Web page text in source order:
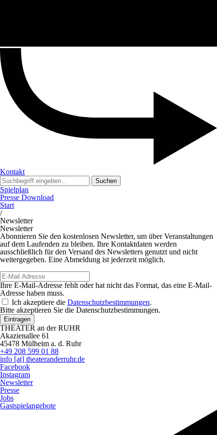
Kontakt
Suchen
Spielplan
Presse Download
Start
/
Newsletter
Newsletter
Abonnieren Sie den kostenlosen Newsletter, um über Veranstaltungen
auf dem Laufenden zu bleiben. Ihre Kontaktdaten werden
ausschließlich für den Versand des Newsletters genutzt und nicht
weitergegeben. Eine Abmeldung ist jederzeit möglich.
Ihre E-Mail-Adresse fehlt oder hat nicht das Format, das eine E-Mail-
Adresse haben muss.
Ich akzeptiere die Datenschutzbestimmungen.
Bitte akzeptieren Sie die Datenschutzbestimmungen.
Eintragen
THEATER an der RUHR
Akazienallee 61
45478 Mülheim a. d. Ruhr
+49 208 599 01 88
info [​at​] theateranderruhr.de
Facebook
Instagram
Newsletter
Presse
Jobs
Gastspielangebote